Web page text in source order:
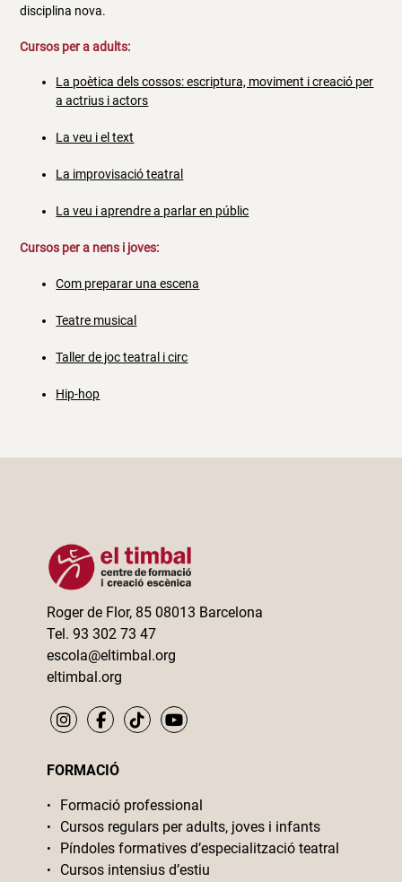
disciplina nova.
Cursos per a adults:
La poètica dels cossos: escriptura, moviment i creació per
a actrius i actors
La veu i el text
La improvisació teatral
La veu i aprendre a parlar en públic
Cursos per a nens i joves:
Com preparar una escena
Teatre musical
Taller de joc teatral i circ
Hip-hop
Roger de Flor, 85 08013 Barcelona
Tel. 93 302 73 47
escola@eltimbal.org
eltimbal.org
FORMACIÓ
Formació professional
Cursos regulars per adults, joves i infants
Píndoles formatives d’especialització teatral
Cursos intensius d’estiu